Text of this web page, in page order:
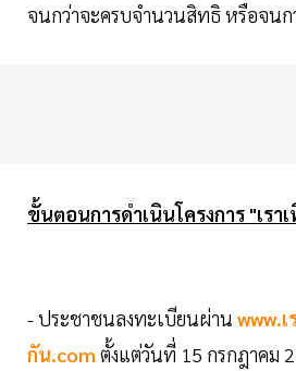
จนกว่าจะครบจำนวนสิทธิ หรือจนก
ขั้นตอนการดำเนินโครงการ "เรา
- ประชาชนลงทะเบียนผ่าน www.
กัน.com ตั้งแต่วันที่ 15 กรกฎาคม